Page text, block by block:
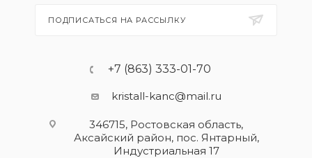
ПОДПИСАТЬСЯ НА РАССЫЛКУ
+7 (863) 333-01-70
kristall-kanc@mail.ru
346715, Ростовская область​,
Аксайский район, пос. Янтарный,
Индустриальная 17